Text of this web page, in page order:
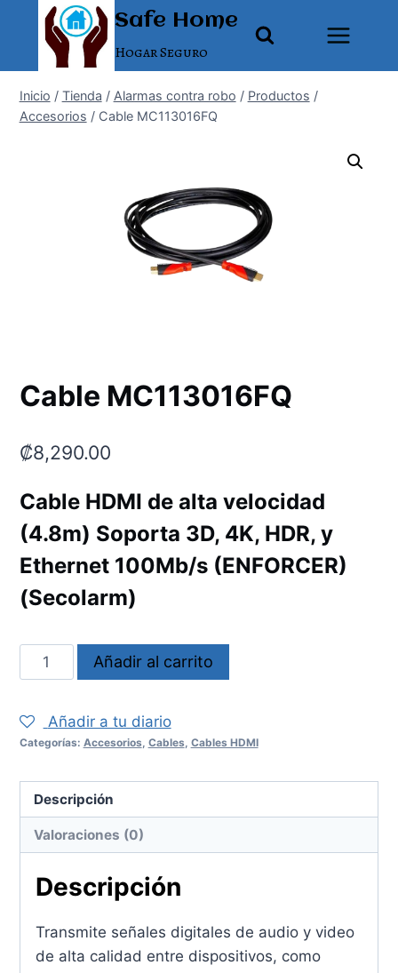
contenido
Safe Home
Hogar Seguro
Inicio / Tienda / Alarmas contra robo / Productos /
Accesorios / Cable MC113016FQ
Cable MC113016FQ
₡8,290.00
Cable HDMI de alta velocidad
(4.8m) Soporta 3D, 4K, HDR, y
Ethernet 100Mb/s (ENFORCER)
(Secolarm)
Cable
MC113016FQ
Añadir al carrito
Añadir a tu diario
Categorías: Accesorios Cables Cables HDMI
Descripción
Valoraciones (0)
Descripción
Transmite señales digitales de audio y video
de alta calidad entre dispositivos, como